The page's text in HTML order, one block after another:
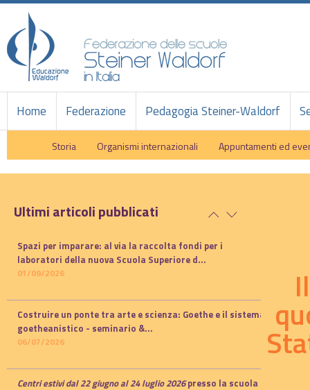
Home Federazione Pedagogia Steiner-Waldorf
Storia Organismi internazionali Appuntamenti ed
Ultimi articoli pubblicati
Spazi per imparare: al via la raccolta fondi per i
laboratori della nuova Scuola Superiore d...
01/09/2026
Costruire un ponte tra arte e scienza: Goethe e il sistema
goetheanistico - seminario &...
06/07/2026
Centri estivi dal 22 giugno al 24 luglio 2026presso la scuola